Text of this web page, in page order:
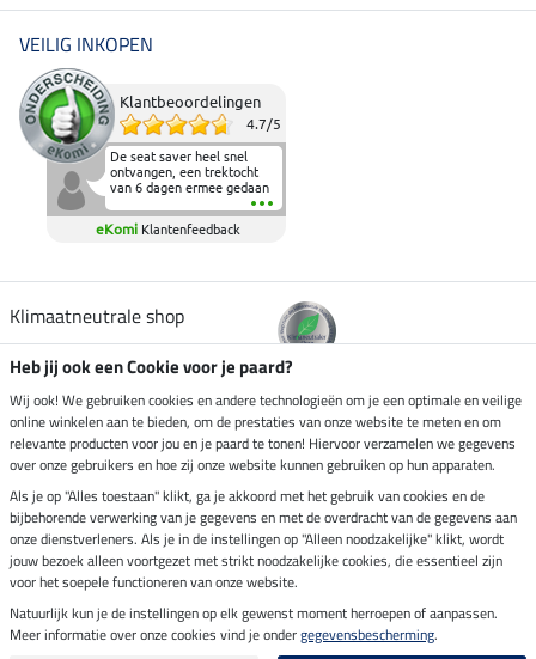
VEILIG INKOPEN
Klantbeoordelingen
4.7/5
De seat saver heel snel
ontvangen, een trektocht
van 6 dagen ermee gedaan
en deze heeft de beproeving
fantastisch doorstaan.
Heerlijk zacht om op te
elkaar in het zadel.
eKomi Klantenfeedback
Klimaatneutrale shop
Verzending per
Veilig betalen met
Impressum
Laatste update op 07.08.2026 om 14:39 uur
Heb jij ook een Cookie voor je paard?
Wij ook! We gebruiken cookies en andere technologieën om je een optimale en veilige
online winkelen aan te bieden, om de prestaties van onze website te meten en om
relevante producten voor jou en je paard te tonen! Hiervoor verzamelen we gegevens
over onze gebruikers en hoe zij onze website kunnen gebruiken op hun apparaten.
Als je op "Alles toestaan" klikt, ga je akkoord met het gebruik van cookies en de
bijbehorende verwerking van je gegevens en met de overdracht van de gegevens aan
onze dienstverleners. Als je in de instellingen op "Alleen noodzakelijke" klikt, wordt
jouw bezoek alleen voortgezet met strikt noodzakelijke cookies, die essentieel zijn
voor het soepele functioneren van onze website.
Natuurlijk kun je de instellingen op elk gewenst moment herroepen of aanpassen.
Meer informatie over onze cookies vind je ondergegevensbescherming.